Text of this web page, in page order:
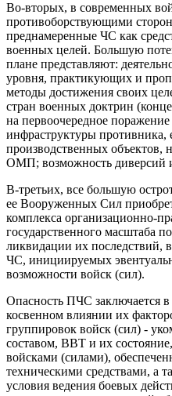
Во-вторых, в современных
противоборствующими
преднамеренные ЧС как
военных целей. Большую
плане представляют:
уровня, практикующих и
методы достижения своих
стран военных доктрин
на первоочередное
инфраструктуры противника,
производственных объектов,
ОМП; возможность диверсий
В-третьих, все большую
ее Вооруженных Сил
комплекса организационно-
государственного масштаба
ликвидации их последствий,
ЧС, инициируемых
возможности войск (сил).
Опасность ПЧС заключается
косвенном влиянии их
группировок войск (сил) -
составом, ВВТ и их
войсками (силами),
техническими средствами, а
условия ведения боевых